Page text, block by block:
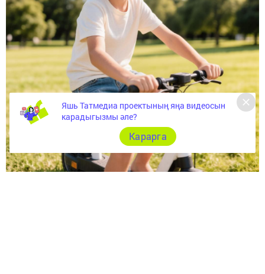
Яшь Татмедиа проектының яңа видеосын
карадыгызмы әле?
Карарга